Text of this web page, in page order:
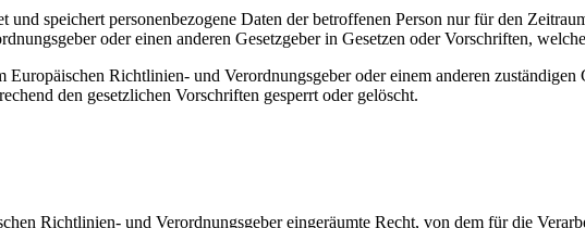
speichert personenbezogene Daten der betroffenen Person nur für den
oder einen anderen Gesetzgeber in Gesetzen oder Vorschriften,
Richtlinien- und Verordnungsgeber oder einem anderen
den gesetzlichen Vorschriften gesperrt oder gelöscht.
Richtlinien- und Verordnungsgeber eingeräumte Recht, von dem für die